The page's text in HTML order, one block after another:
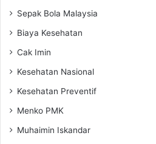
Sepak Bola Malaysia
Biaya Kesehatan
Cak Imin
Kesehatan Nasional
Kesehatan Preventif
Menko PMK
Muhaimin Iskandar